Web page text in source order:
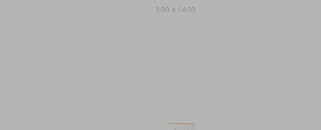
9:00 a 14:00